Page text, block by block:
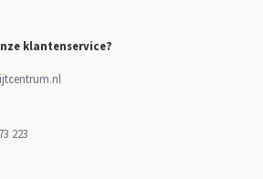
klantenservice?
223